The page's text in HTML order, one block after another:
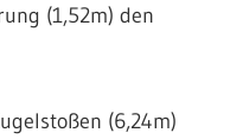
(1,52m) den
(6,24m)